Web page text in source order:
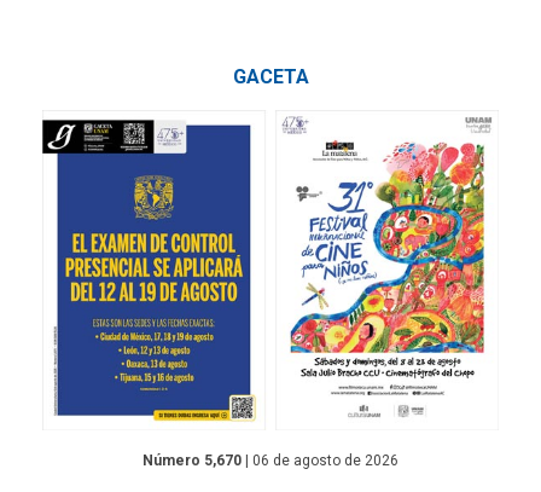
GACETA
Número 5,670 | 06 de agosto de 2026